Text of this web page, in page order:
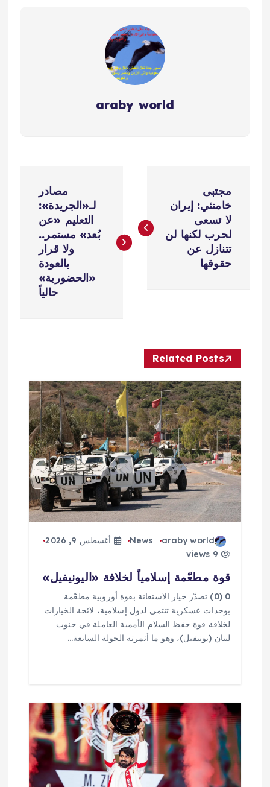
araby world
ص
م
ق
ت
مجتبى
خامنئي: إيران
لا تسعى
لحرب لكنها لن
تتنازل عن
حقوقها
مصادر
لـ«الجريدة»:
التعليم «عن
بُعد» مستمر..
ولا قرار
بالعودة
«الحضورية»
حالياً
Related Posts
araby world
News
أغسطس 9, 2026
9 views
قوة مطعّمة إسلامياً لخلافة «اليونيفيل»
0 (0) تصدّر خيار الاستعانة بقوة أوروبية مطعّمة
بوحدات عسكرية تنتمي لدول إسلامية، لائحة الخيارات
لخلافة قوة حفظ السلام الأممية العاملة في جنوب
لبنان (يونيفيل)، وهو ما أثمرته الجولة السابعة…